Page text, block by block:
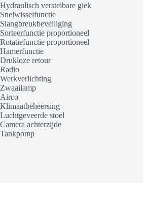
Hydraulisch verstelbare giek
Snelwisselfunctie
Slangbreukbeveiliging
Sorteerfunctie proportioneel
Rotatiefunctie proportioneel
Hamerfunctie
Drukloze retour
Radio
Werkverlichting
Zwaailamp
Airco
Klimaatbeheersing
Luchtgeveerde stoel
Camera achterzijde
Tankpomp